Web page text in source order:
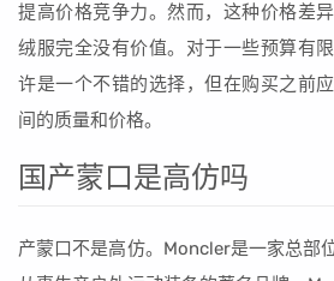
提高价格竞争力。然而，这种价格差
绒服完全没有价值。对于一些预算有
许是一个不错的选择，但在购买之前
间的质量和价格。
国产蒙口是高仿吗
产蒙口不是高仿。Moncler是一家总部